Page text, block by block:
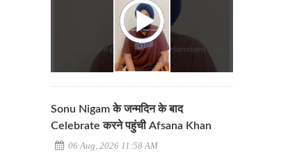
Sonu Nigam के जन्मदिन के बाद
Celebrate करने पहुंची Afsana Khan
06 Aug, 2026 11:58 AM